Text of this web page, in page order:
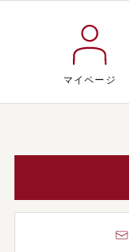
マイページ